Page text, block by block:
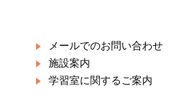
メールでのお問い合わせ
施設案内
学習室に関するご案内